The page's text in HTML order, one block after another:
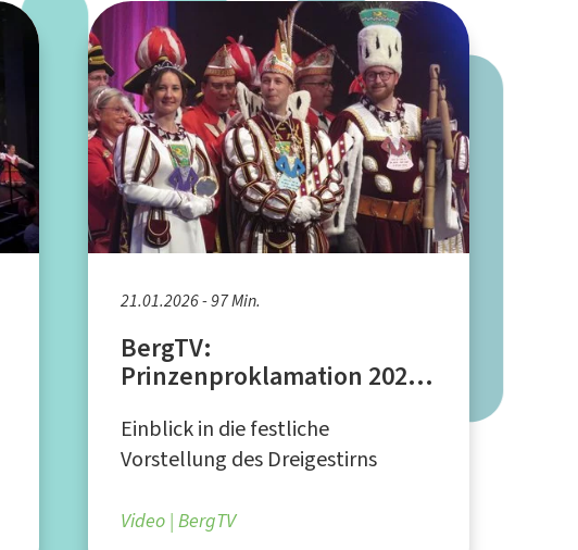
21.01.2026 - 97 Min.
BergTV:
Prinzenproklamation 2026
Einblick in die festliche
Vorstellung des Dreigestirns
Video BergTV